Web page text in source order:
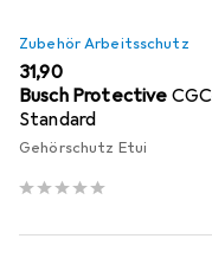
Zubehör Arbeitsschutz
EUR
31,90
Busch Protective
Standard
Gehörschutz Etui